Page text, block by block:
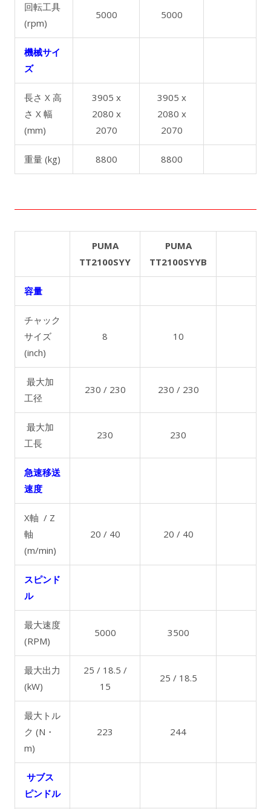
回転工具
(rpm)
5000 5000
機械サイ
ズ
長さ X 高
さ X 幅
(mm)
3905 x
2080 x
2070
3905 x
2080 x
2070
重量 (kg) 8800 8800
PUMA
TT2100SYY
PUMA
TT2100SYYB
容量
チャック
サイズ
(inch)
8 10
最大加
工径
230 / 230 230 / 230
最大加
工長
230 230
急速移送
速度
X軸 / Z
軸
(m/min)
20 / 40 20 / 40
スピンド
ル
最大速度
(RPM)
5000 3500
最大出力
(kW)
25 / 18.5 /
15
25 / 18.5
最大トル
ク (N・
m)
223 244
サブス
ピンドル